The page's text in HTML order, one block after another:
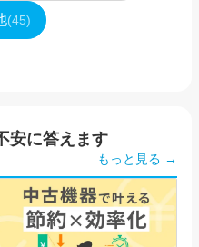
(45)
安に答えます
もっと見る →